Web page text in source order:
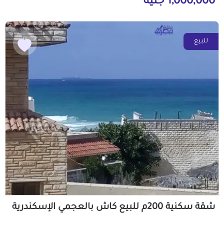
للبيع
شقة سكنية 200م للبيع كاش بالعجمي الإسكندرية